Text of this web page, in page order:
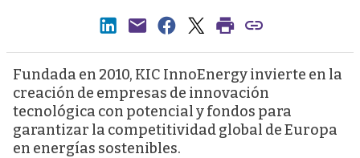
Fundada en 2010, KIC InnoEnergy invierte en la
creación de empresas de innovación
tecnológica con potencial y fondos para
garantizar la competitividad global de Europa
en energías sostenibles.